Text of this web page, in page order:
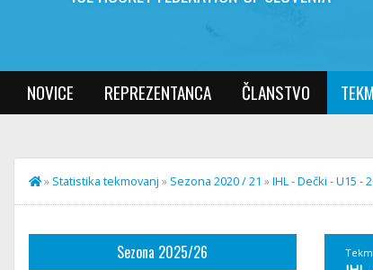
NOVICE REPREZENTANCA ČLANSTVO
» Statistika tekmovanj » Sezona 2020 / 21 »IHL - Dečki - U15 -
Sezona 2025/26